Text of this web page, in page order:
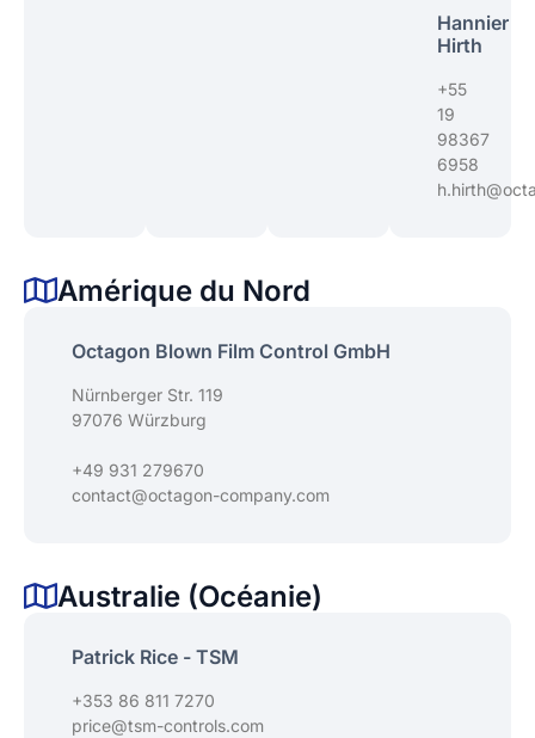
Hannier
Hirth
+55
19
98367
6958
Amérique du Nord
Octagon Blown Film Control GmbH
Nürnberger Str. 119
97076 Würzburg
+49 931 279670
contact@octagon-company.com
Australie (Océanie)
Patrick Rice - TSM
+353 86 811 7270
price@tsm-controls.com